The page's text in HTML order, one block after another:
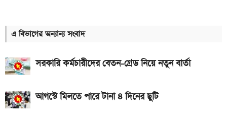
আজকের সকল দেশের টাকার রেট: ০৭ আগস্ট ২০২৬
এসএসসি ও সমমানের ফল কবে জানাল শিক্ষা বোর্ড
৭০৫০mAh ব্যাটারি ও ১২০Hz কার্ভড ডিসপ্লেতে ভিভো S2
এ বিভাগের অন্যান্য সংবাদ
সরকারি কর্মচারীদের বেতন-গ্রেড নিয়ে নতুন বার্তা
আগস্টে মিলতে পারে টানা ৪ দিনের ছুটি